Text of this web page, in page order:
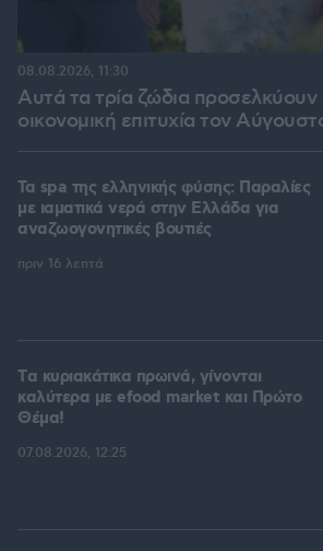
Αυτά τα τρία ζώδια προσελκύουν
οικονομική επιτυχία τον
08.08.2026, 11:30
Τα spa της ελληνικής φύσης: Παραλίες
με ιαματικά νερά στην Ελλάδα για
αναζωογονητικές βουτιές
πριν 16 λεπτά
Tα κυριακάτικα πρωινά, γίνονται
καλύτερα με efood market και Πρώτο
Θέμα!
07.08.2026, 12:25